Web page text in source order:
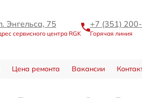
Энгельса, 75
сервисного центра RGK
+7 (351)
Горячая линия
Цена ремонта Вакансии